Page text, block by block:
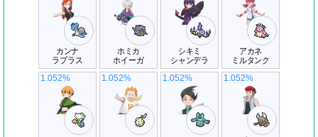
カンナ
ラプラス
ホミカ
ホイーガ
シキミ
シャンデラ
アカネ
ミルタンク
1.052% 1.052% 1.052% 1.052%